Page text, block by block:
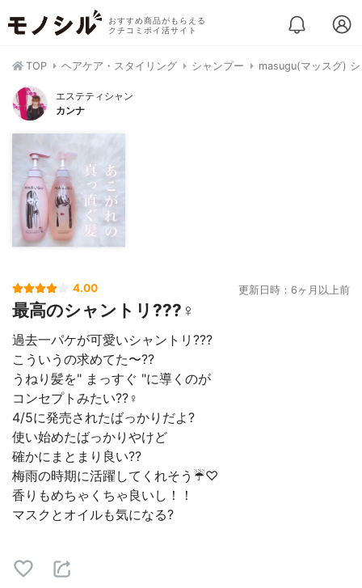
おすすめ商品がもらえる
クチコミポイ活サイト
TOP ヘアケア・スタイリング シャンプー masugu(マッスグ)
エステティシャン
カンナ
4.00 更新日時：6ヶ月以上前
最高のシャントリ???‍♀️
過去一パケが可愛いシャントリ???
こういうの求めてた〜??
うねり髪を" まっすぐ "に導くのが
コンセプトみたい??‍♀️
4/5に発売されたばっかりだよ?
使い始めたばっかりやけど
確かにまとまり良い??
梅雨の時期に活躍してくれそう☔️♡
香りもめちゃくちゃ良いし！！
マスクとオイルも気になる?